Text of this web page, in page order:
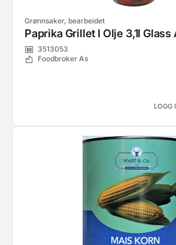
Grønnsaker, bearbeidet
Paprika Grillet I Olje 3,1l Glass
3513053
Foodbroker As
LOGG